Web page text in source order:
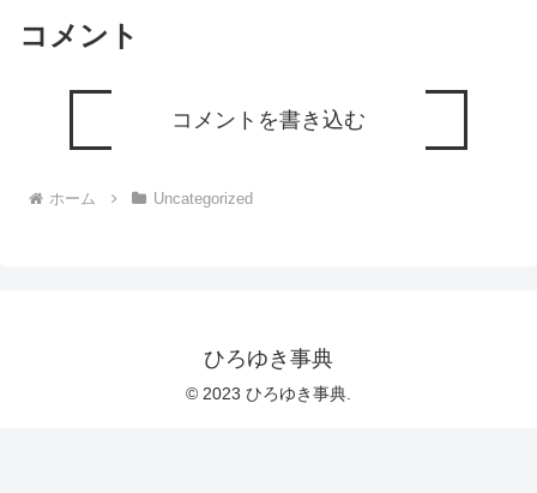
コメント
コメントを書き込む
ホーム Uncategorized
ひろゆき事典
© 2023 ひろゆき事典.